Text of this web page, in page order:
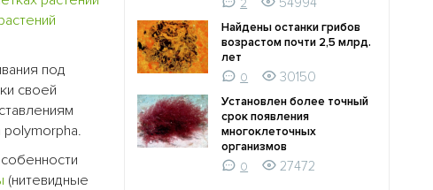
под
своей
(нитевидные
2
Найдены останки грибов
возрастом почти 2,5 млрд.
лет
0
30150
Установлен более точный
срок появления
многоклеточных
организмов
0
27472